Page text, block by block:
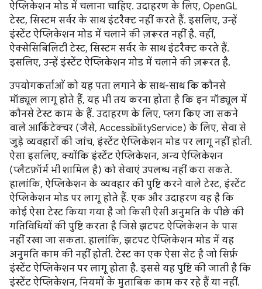
ऐप्लिकेशन मोड में चलाना चाहिए. उदाहरण के लिए, OpenGL
टेस्ट, सिस्टम सर्वर के साथ इंटरैक्ट नहीं करते हैं. इसलिए, उन्हें
इंस्टेंट ऐप्लिकेशन मोड में चलाने की ज़रूरत नहीं है. वहीं,
ऐक्सेसिबिलिटी टेस्ट, सिस्टम सर्वर के साथ इंटरैक्ट करते हैं.
इसलिए, उन्हें इंस्टेंट ऐप्लिकेशन मोड में चलाने की ज़रूरत है.
उपयोगकर्ताओं को यह पता लगाने के साथ-साथ कि कौनसे
मॉड्यूल लागू होते हैं, यह भी तय करना होता है कि इन मॉड्यूल में
कौनसे टेस्ट काम के हैं. उदाहरण के लिए, प्लग किए जा सकने
वाले आर्किटेक्चर (जैसे, AccessibilityService) के लिए, सेवा से
जुड़े व्यवहारों की जांच, इंस्टेंट ऐप्लिकेशन मोड पर लागू नहीं होती.
ऐसा इसलिए, क्योंकि इंस्टेंट ऐप्लिकेशन, अन्य ऐप्लिकेशन
(प्लैटफ़ॉर्म भी शामिल है) को सेवाएं उपलब्ध नहीं करा सकते.
हालांकि, ऐप्लिकेशन के व्यवहार की पुष्टि करने वाले टेस्ट, इंस्टेंट
ऐप्लिकेशन मोड पर लागू होते हैं. एक और उदाहरण यह है कि
कोई ऐसा टेस्ट किया गया है जो किसी ऐसी अनुमति के पीछे की
गतिविधियों की पुष्टि करता है जिसे झटपट ऐप्लिकेशन के पास
नहीं रखा जा सकता. हालांकि, झटपट ऐप्लिकेशन मोड में यह
अनुमति काम की नहीं होती. टेस्ट का एक ऐसा सेट है जो सिर्फ़
इंस्टेंट ऐप्लिकेशन पर लागू होता है. इससे यह पुष्टि की जाती है कि
इंस्टेंट ऐप्लिकेशन, नियमों के मुताबिक काम कर रहे हैं या नहीं.